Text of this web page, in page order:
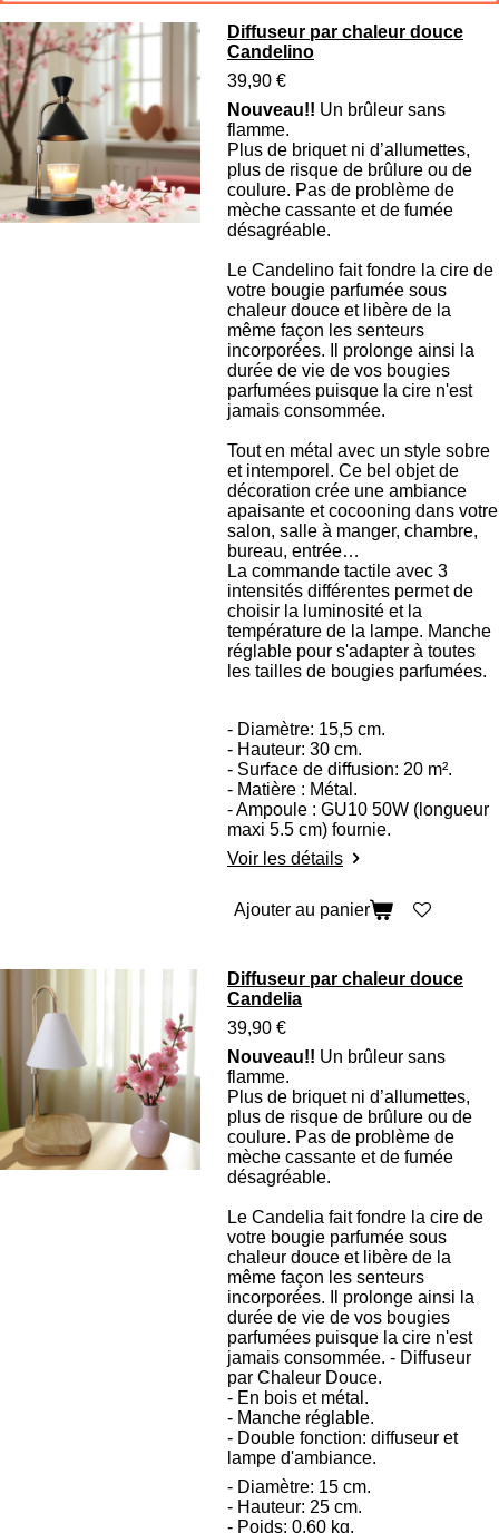
Diffuseur par chaleur douce
Candelino
39,90 €
Nouveau!! Un brûleur sans
flamme.
Plus de briquet ni d’allumettes,
plus de risque de brûlure ou de
coulure. Pas de problème de
mèche cassante et de fumée
désagréable.
Le Candelino fait fondre la cire de
votre bougie parfumée sous
chaleur douce et libère de la
même façon les senteurs
incorporées. Il prolonge ainsi la
durée de vie de vos bougies
parfumées puisque la cire n'est
jamais consommée.
Tout en métal avec un style sobre
et intemporel. Ce bel objet de
décoration crée une ambiance
apaisante et cocooning dans votre
salon, salle à manger, chambre,
bureau, entrée…
La commande tactile avec 3
intensités différentes permet de
choisir la luminosité et la
température de la lampe. Manche
réglable pour s'adapter à toutes
les tailles de bougies parfumées.
- Diamètre: 15,5 cm.
- Hauteur: 30 cm.
- Surface de diffusion: 20 m².
- Matière : Métal.
- Ampoule : GU10 50W (longueur
maxi 5.5 cm) fournie.
Voir les détails
Ajouter au panier
Diffuseur par chaleur douce
Candelia
39,90 €
Nouveau!! Un brûleur sans
flamme.
Plus de briquet ni d’allumettes,
plus de risque de brûlure ou de
coulure. Pas de problème de
mèche cassante et de fumée
désagréable.
Le Candelia fait fondre la cire de
votre bougie parfumée sous
chaleur douce et libère de la
même façon les senteurs
incorporées. Il prolonge ainsi la
durée de vie de vos bougies
parfumées puisque la cire n'est
jamais consommée. - Diffuseur
par Chaleur Douce.
- En bois et métal.
- Manche réglable.
- Double fonction: diffuseur et
lampe d'ambiance.
- Diamètre: 15 cm.
- Hauteur: 25 cm.
- Poids: 0,60 kg.